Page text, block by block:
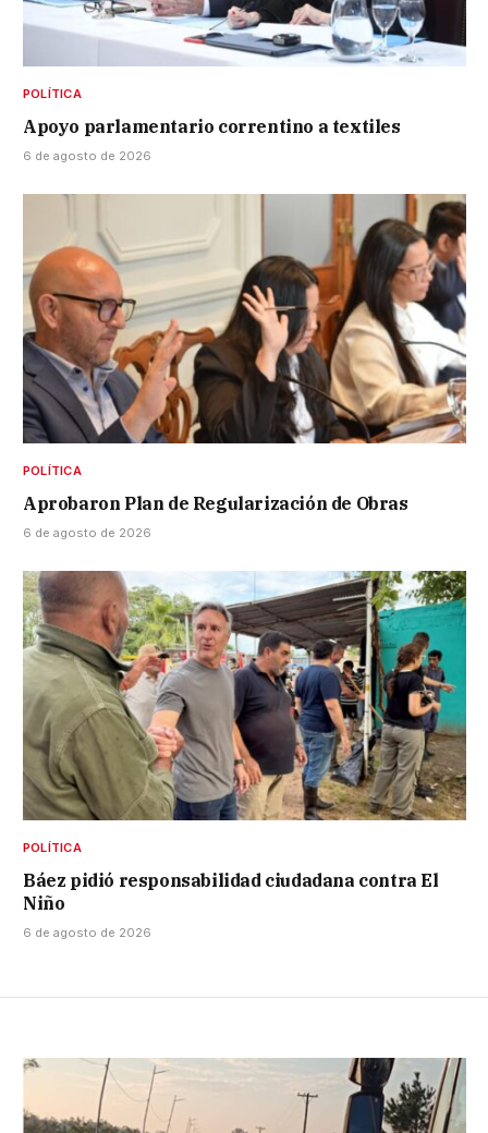
POLÍTICA
Apoyo parlamentario correntino a textiles
6 de agosto de 2026
POLÍTICA
Aprobaron Plan de Regularización de Obras
6 de agosto de 2026
POLÍTICA
Báez pidió responsabilidad ciudadana contra El
Niño
6 de agosto de 2026